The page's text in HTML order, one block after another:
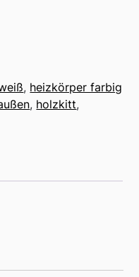
, heizkörper farbig
, holzkitt,